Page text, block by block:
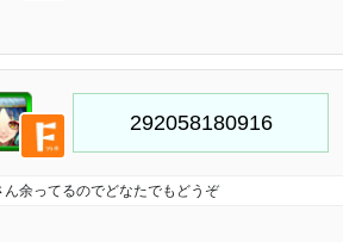
ん余ってるのでどなたでもどうぞ